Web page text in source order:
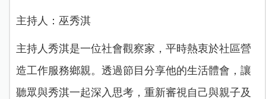
主持人：巫秀淇
主持人秀淇是一位社會觀察家，平時熱衷於社區營
造工作服務鄉親。透過節目分享他的生活體會，讓
聽眾與秀淇一起深入思考，重新審視自己與親子及